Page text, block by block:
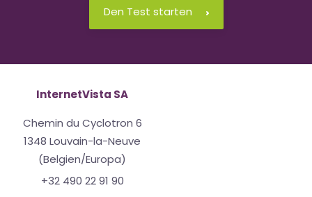
Den Test starten
InternetVista SA
Chemin du Cyclotron 6
1348 Louvain-la-Neuve
(Belgien/Europa)
+32 490 22 91 90